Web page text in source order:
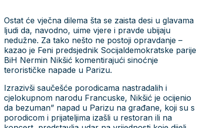
Ostat će vječna dilema šta se zaista desi u glavama
ljudi da, navodno, uime vjere i pravde ubijaju
nedužne. Za tako nešto ne postoji opravdanje –
kazao je Feni predsjednik Socijaldemokratske parije
BiH Nermin Nikšić komentirajući sinoćnje
terorističke napade u Parizu.
Izrazivši saučešće porodicama nastradalih i
cjelokupnom narodu Francuske, Nikšić je ocijenio
da bezuman” napad u Parizu na građane, koji su s
porodicom i prijateljima izašli u restoran ili na